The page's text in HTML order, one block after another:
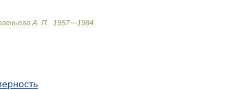
А П 1957—1984